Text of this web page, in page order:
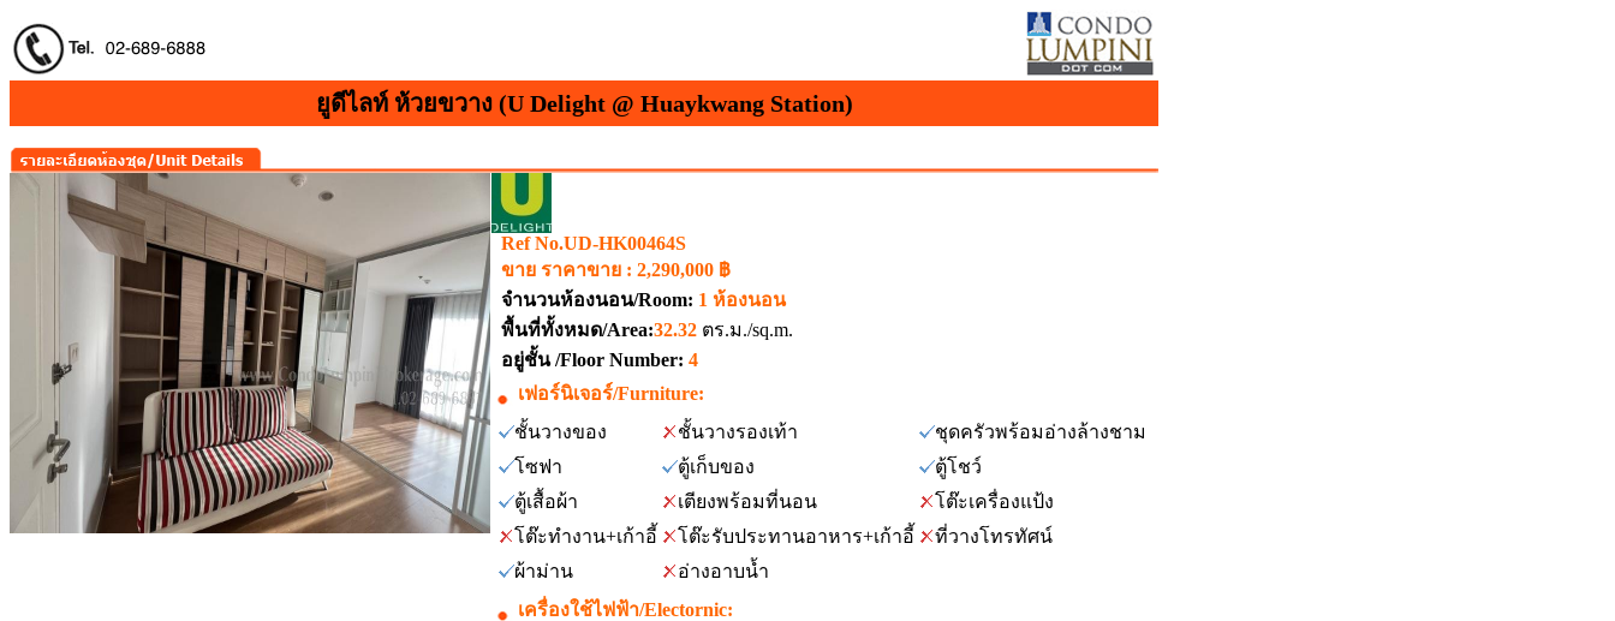
ยูดีไลท์ ห้วยขวาง (U Delight @ Huaykwang Station)
Ref No.UD-HK00464S
ขาย ราคาขาย : 2,290,000 ฿
จำนวนห้องนอน/Room: 1 ห้องนอน
พื้นที่ทั้งหมด/Area:32.32 ตร.ม./sq.m.
อยู่ชั้น /Floor Number: 4
เฟอร์นิเจอร์/Furniture:
ชั้นวางของ
ชั้นวางรองเท้า
ชุดครัวพร้อมอ่างล้างชาม
โซฟา
ตู้เก็บของ
ตู้โชว์
ตู้เสื้อผ้า
เตียงพร้อมที่นอน
โต๊ะเครื่องแป้ง
โต๊ะทำงาน+เก้าอี้
โต๊ะรับประทานอาหาร+เก้าอี้
ที่วางโทรทัศน์
ผ้าม่าน
อ่างอาบน้ำ
เครื่องใช้ไฟฟ้า/Electornic: